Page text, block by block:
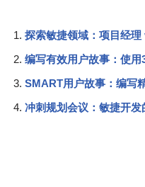
探索敏捷领域：项目经
编写有效用户故事：使
SMART用户故事：编写
冲刺规划会议：敏捷开发